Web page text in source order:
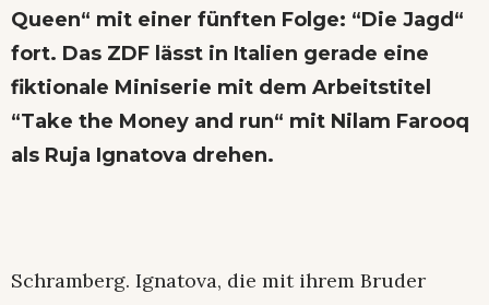
Queen“ mit einer fünften Folge: “Die Jagd“
fort. Das ZDF lässt in Italien gerade eine
fiktionale Miniserie mit dem Arbeitstitel
“Take the Money and run“ mit Nilam Farooq
als Ruja Ignatova drehen.
Schramberg. Ignatova, die mit ihrem Bruder